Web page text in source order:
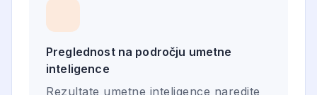
Preglednost na področju umetne
inteligence
Rezultate umetne inteligence naredite